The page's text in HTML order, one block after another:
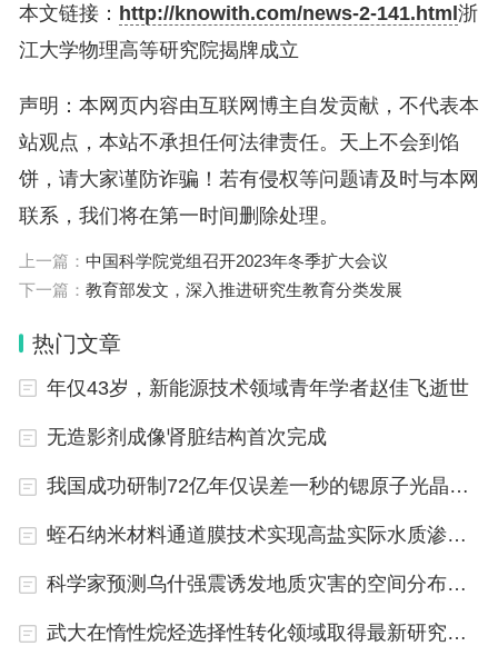
撑。成立浙江大学物理高等研究院是加快基础学科发
展的一项重大布局，学校将不断探索加快建设世界一
任少波指出，研究院的成立标志着浙江大学物理学科
发展进入了崭新的历史阶段。面向未来，希望研究院
要聚焦“国之大者”，致力于开展原创性和引领性的基
础研究，有组织推进战略导向的体系化基础研究和前
沿导向的探索性基础研究，深度参与国家战略科技力
峰，做强基础研究的人才队伍体系，在学校加快建设
世界一流大学中发挥支撑引领作用；要深化改革开
放，以改革思维推动科研组织模式和学科范式创新，
以开放思维推进多学科交叉融合和协同创新，加快打
真理、弘扬科学精神的学术文化，传承历代浙大学人
弦歌不辍、薪火相传的价值追求，开拓创新、奋发有
为，为以中国式现代化全面推进中华民族伟大复兴作
本文链接： http://knowith.com/news-2-141.html 浙
江大学物理高等研究院揭牌成立
声明：本网页内容由互联网博主自发贡献，不代表本
站观点，本站不承担任何法律责任。天上不会到馅
饼，请大家谨防诈骗！若有侵权等问题请及时与本网
联系，我们将在第一时间删除处理。
上一篇： 中国科学院党组召开2023年冬季扩大会议
下一篇： 教育部发文，深入推进研究生教育分类发展
热门文章
年仅43岁，新能源技术领域青年学者赵佳飞逝世
无造影剂成像肾脏结构首次完成
我国成功研制72亿年仅误差一秒的锶原子光晶格钟
蛭石纳米材料通道膜技术实现高盐实际水质渗透回收
科学家预测乌什强震诱发地质灾害的空间分布概率
武大在惰性烷烃选择性转化领域取得最新研究成果